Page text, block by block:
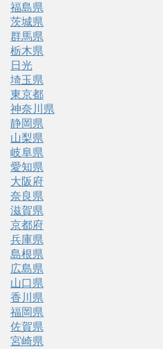
福島県
茨城県
群馬県
栃木県
日光
埼玉県
東京都
神奈川県
静岡県
山梨県
岐阜県
愛知県
大阪府
奈良県
滋賀県
京都府
兵庫県
島根県
広島県
山口県
香川県
福岡県
佐賀県
宮崎県